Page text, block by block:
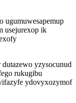
ugumuwesapemup
usejurexop ik
yzysocunud
rukugibu
ydovyxozymof